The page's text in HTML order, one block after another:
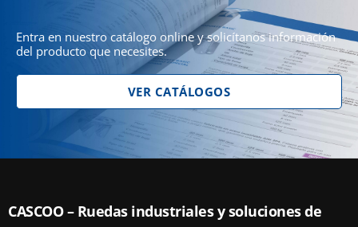
Entra en nuestro catálogo online y solicítanos información
del producto que necesites.
VER CATÁLOGOS
CASCOO – Ruedas industriales y soluciones de